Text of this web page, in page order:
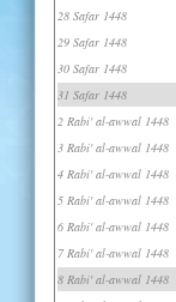
28 Safar 1448
29 Safar 1448
30 Safar 1448
31 Safar 1448
2 Rabi' al-awwal 1448
3 Rabi' al-awwal 1448
4 Rabi' al-awwal 1448
5 Rabi' al-awwal 1448
6 Rabi' al-awwal 1448
7 Rabi' al-awwal 1448
8 Rabi' al-awwal 1448